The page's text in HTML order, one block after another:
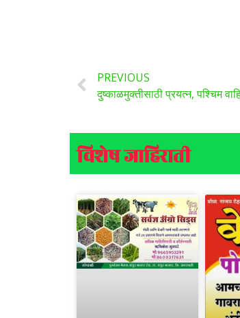
PREVIOUS
विशेष जाहिराती